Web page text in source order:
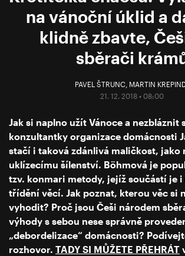
na vánoční úklid a
klidně zbavte,
sběrači
PAVEL ŠTRUNC MARTIN
21. 12. 2018 • 08:00
Jak si naplno užít Vánoce a nezbláznit
konzultantky organizace domácnosti
stačí i taková zdánlivá maličkost, jako
uklízecímu šílenství. Böhmová je
tzv. konmari metody, jejíž součástí je i
třídění věcí. Jak poznat, kterou věc si
vyhodit? Proč jsou Češi národem
výhody s sebou nese správně
„debordelizace“ domácnosti?
rozhovor. TADY SI MŮŽETE PŘEHRÁT